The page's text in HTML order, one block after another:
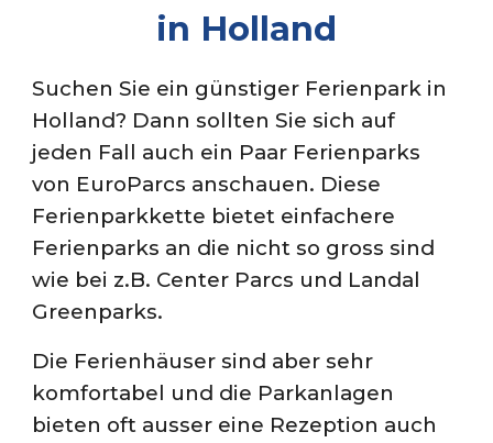
in Holland
Suchen Sie ein günstiger Ferienpark in
Holland? Dann sollten Sie sich auf
jeden Fall auch ein Paar Ferienparks
von EuroParcs anschauen. Diese
Ferienparkkette bietet einfachere
Ferienparks an die nicht so gross sind
wie bei z.B. Center Parcs und Landal
Greenparks.
Die Ferienhäuser sind aber sehr
komfortabel und die Parkanlagen
bieten oft ausser eine Rezeption auch